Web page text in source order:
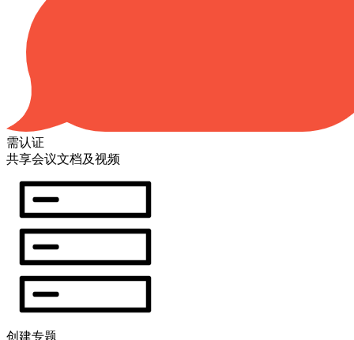
需认证
共享会议文档及视频
创建专题